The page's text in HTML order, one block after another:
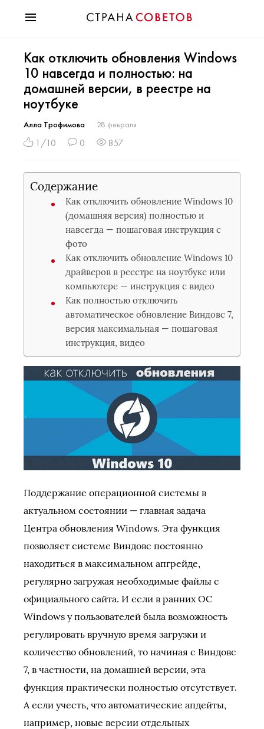
Мода
Звезды
Гороскопы
Здоровье
Психология
Хобби
Праздники
Как отключить обновления Windows
10 навсегда и полностью: на
домашней версии, в реестре на
ноутбуке
Алла Трофимова 28 февраля
1/10 0 857
Содержание
Как отключить обновление Windows 10
(домашняя версия) полностью и
навсегда — пошаговая инструкция с
фото
Как отключить обновление Windows 10
драйверов в реестре на ноутбуке или
компьютере — инструкция с видео
Как полностью отключить
автоматическое обновление Виндовс 7,
версия максимальная — пошаговая
инструкция, видео
Поддержание операционной системы в
актуальном состоянии — главная задача
Центра обновления Windows. Эта функция
позволяет системе Виндовс постоянно
находиться в максимальном апгрейде,
регулярно загружая необходимые файлы с
официального сайта. И если в ранних ОС
Windows у пользователей была возможность
регулировать вручную время загрузки и
количество обновлений, то начиная с Виндовс
7, в частности, на домашней версии, эта
функция практически полностью отсутствует.
А если учесть, что автоматические апдейты,
например, новые версии отдельных